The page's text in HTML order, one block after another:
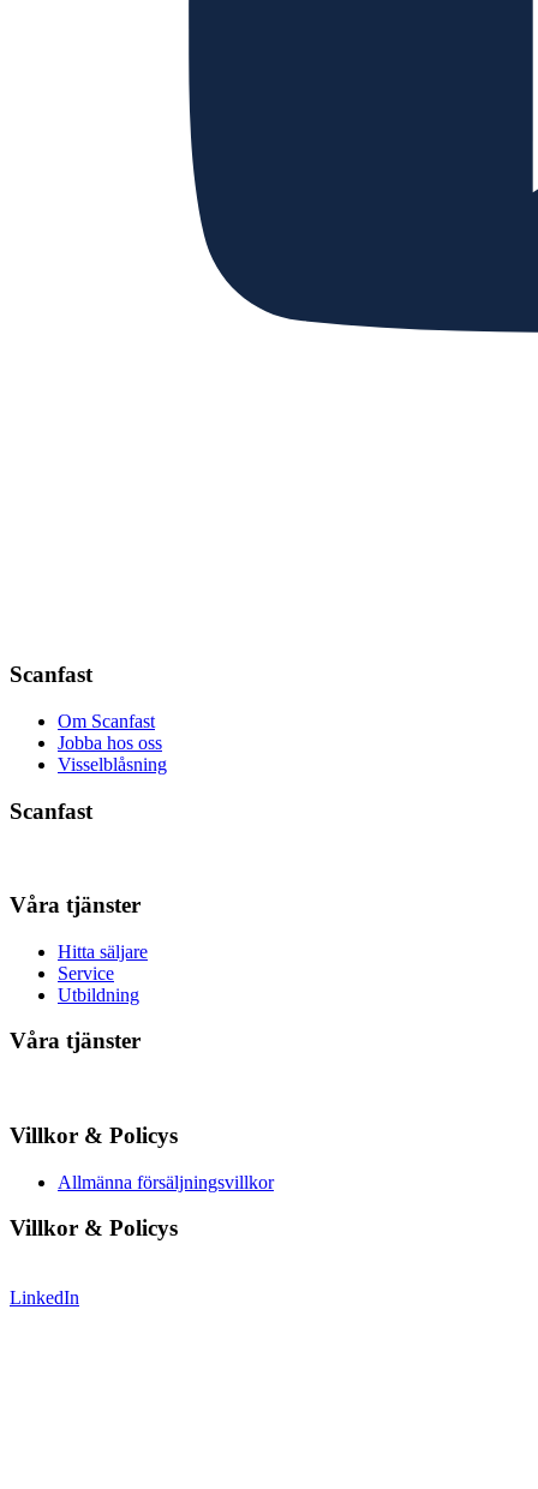
Scanfast
Om Scanfast
Jobba hos oss
Visselblåsning
Scanfast
Våra tjänster
Hitta säljare
Service
Utbildning
Våra tjänster
Villkor & Policys
Allmänna försäljningsvillkor
Villkor & Policys
LinkedIn